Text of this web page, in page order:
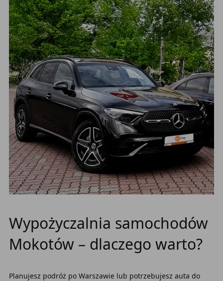
Wypożyczalnia samochodów
Mokotów – dlaczego warto?
Planujesz podróż po Warszawie lub potrzebujesz auta do